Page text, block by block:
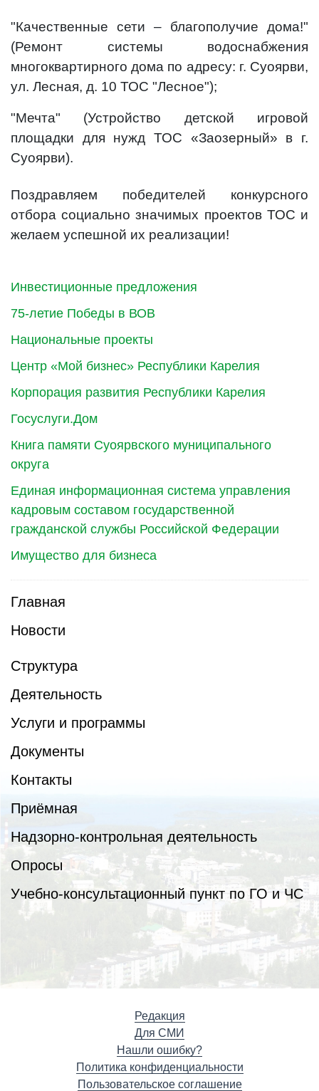
Инвестиционные предложения
75-летие Победы в ВОВ
Национальные проекты
Центр «Мой бизнес» Республики Карелия
Корпорация развития Республики Карелия
Госуслуги.Дом
Книга памяти Суоярвского муниципального
округа
Единая информационная система управления
кадровым составом государственной
гражданской службы Российской Федерации
Имущество для бизнеса
Главная
Новости
Структура
Деятельность
Услуги и программы
Документы
Контакты
Приёмная
Надзорно-контрольная деятельность
Опросы
Учебно-консультационный пункт по ГО и ЧС
"Качественные сети – благополучие дома!"
(Ремонт системы водоснабжения
многоквартирного дома по адресу: г. Суоярви,
ул. Лесная, д. 10 ТОС "Лесное");
"Мечта" (Устройство детской игровой
площадки для нужд ТОС «Заозерный» в г.
Суоярви).
Поздравляем победителей конкурсного
отбора социально значимых проектов ТОС и
желаем успешной их реализации!
Редакция
Для СМИ
Нашли ошибку?
Политика конфиденциальности
Пользовательское соглашение